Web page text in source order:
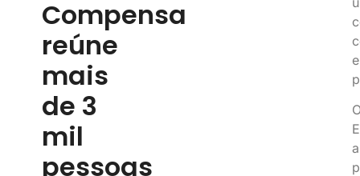
Compensa
reúne
mais
de 3
mil
pessoas